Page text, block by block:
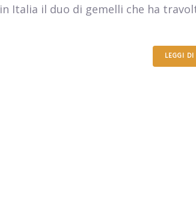
in Italia il duo di gemelli che ha
LEGGI